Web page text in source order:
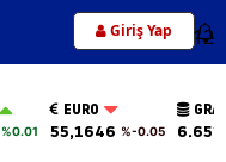
Giriş Yap 12
%0.01
EURO
55,1646 %-0.05